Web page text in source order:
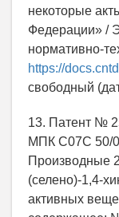
некоторые
Федерации» /
нормативно-
https://
свободный
13. Патент №
МПК С07С 50/
Производные
(селено)-1,4-
активных